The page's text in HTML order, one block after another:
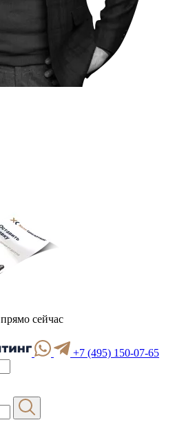
прямо сейчас
+7 (495) 150-07-65